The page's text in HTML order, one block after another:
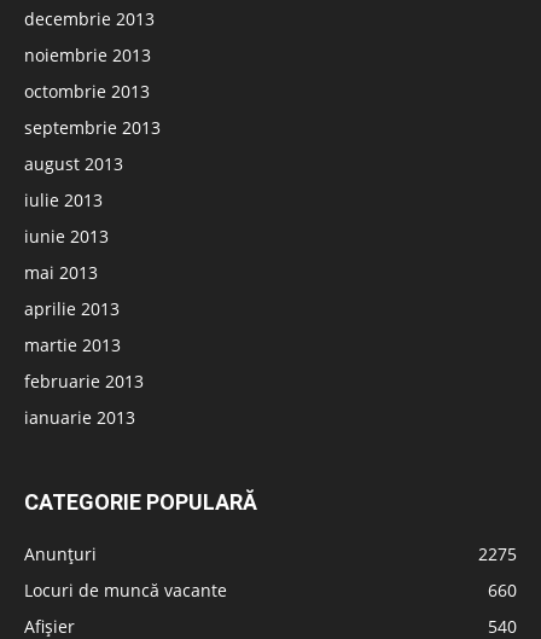
decembrie 2013
noiembrie 2013
octombrie 2013
septembrie 2013
august 2013
iulie 2013
iunie 2013
mai 2013
aprilie 2013
martie 2013
februarie 2013
ianuarie 2013
CATEGORIE POPULARĂ
Anunțuri
2275
Locuri de muncă vacante
660
Afișier
540